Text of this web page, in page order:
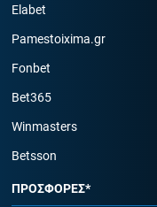
Elabet
Pamestoixima.gr
Fonbet
Bet365
Winmasters
Betsson
ΠΡΟΣΦΟΡΕΣ*